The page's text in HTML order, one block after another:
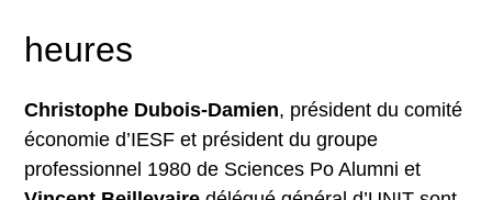
heures
Christophe Dubois-Damien, président du comité
économie d’IESF et président du groupe
professionnel 1980 de Sciences Po Alumni et